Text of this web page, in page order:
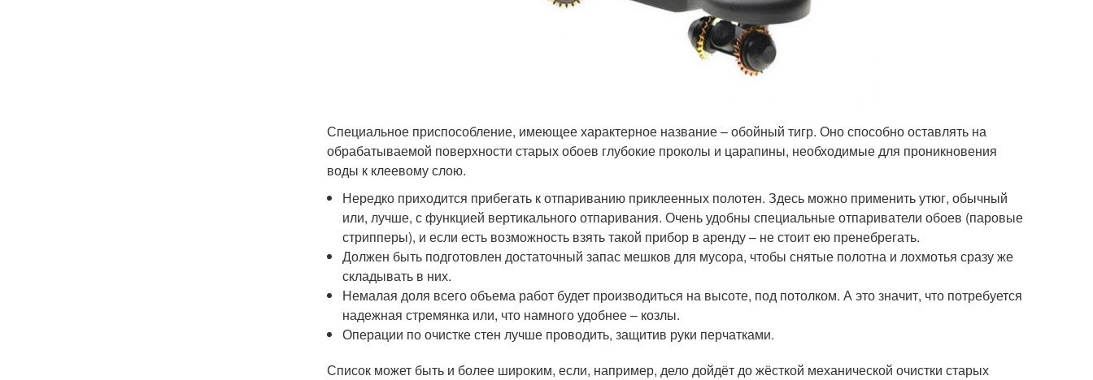
Специальное приспособление, имеющее характерное название – обойный тигр. Оно способно оставлять на
обрабатываемой поверхности старых обоев глубокие проколы и царапины, необходимые для проникновения
воды к клеевому слою.
Нередко приходится прибегать к отпариванию приклеенных полотен. Здесь можно применить утюг, обычный
или, лучше, с функцией вертикального отпаривания. Очень удобны специальные отпариватели обоев (паровые
стрипперы), и если есть возможность взять такой прибор в аренду – не стоит ею пренебрегать.
Должен быть подготовлен достаточный запас мешков для мусора, чтобы снятые полотна и лохмотья сразу же
складывать в них.
Немалая доля всего объема работ будет производиться на высоте, под потолком. А это значит, что потребуется
надежная стремянка или, что намного удобнее – козлы.
Операции по очистке стен лучше проводить, защитив руки перчатками.
Список может быть и более широким, если, например, дело дойдёт до жёсткой механической очистки старых